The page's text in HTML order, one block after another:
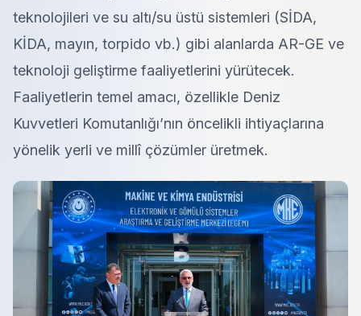
teknolojileri ve su altı/su üstü sistemleri (SİDA,
KİDA, mayın, torpido vb.) gibi alanlarda AR-GE ve
teknoloji geliştirme faaliyetlerini yürütecek.
Faaliyetlerin temel amacı, özellikle Deniz
Kuvvetleri Komutanlığı’nın öncelikli ihtiyaçlarına
yönelik yerli ve millî çözümler üretmek.